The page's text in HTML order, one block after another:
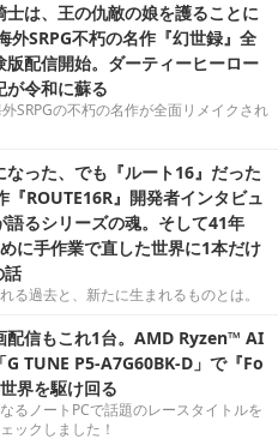
士は、王の仇敵の娘を護ることに
SRPG不朽の名作『幻世録』全
版配信開始。ダーティーヒーロー
が令和に蘇る
SRPGの不朽の名作が全面リメイクされ
った、でも『ルート16』だった
ROUTE16R』開発者インタビュ
語るシリーズの魂。そして41年
に手作業で直した世界に1本だけ
話
る過去と、新たに生まれるものとは。
配信もこれ1台。AMD Ryzen™ AI
G TUNE P5-A7G60BK-D」で『Fo
界を駆け回る
るノートPCで話題のレースタイトルを
ックしました！